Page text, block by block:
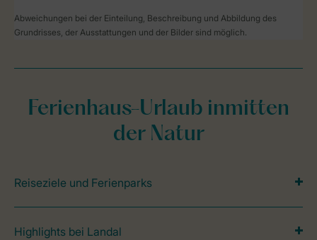
Abweichungen bei der Einteilung, Beschreibung und Abbildung des
Grundrisses, der Ausstattungen und der Bilder sind möglich.
Ferienhaus-Urlaub inmitten
der Natur
Reiseziele und Ferienparks
Highlights bei Landal